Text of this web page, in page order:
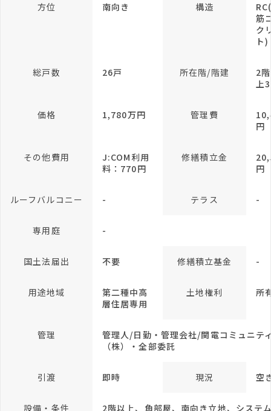
方位 南向き 構造
筋
ク
ト)
総戸数 26戸 所在階/階建
2
上
価格 1,780万円 管理費
円
その他費用
J:COM利用
料：770円
修繕積立金
円
ルーフバルコニー - テラス -
専用庭 -
国土法届出 不要 修繕積立基金 -
用途地域
第二種中高
層住居専用
土地権利 所
管理
管理人/日勤・管理会社/関電コミュニテ
（株）・全部委託
引渡 即時 現況 空
設備・条件 2階以上、角部屋、南向き立地、システ